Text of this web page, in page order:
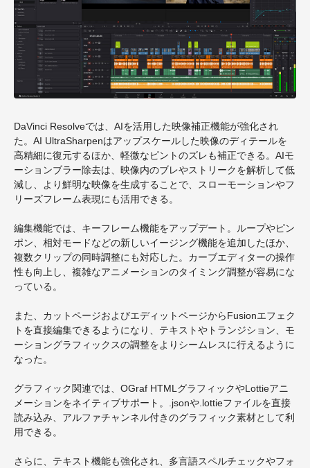
DaVinci Resolveでは、AIを活用した映像補正機能が強化され
た。AI UltraSharpenはアップスケールした映像のディテールを
高精細に復元するほか、軽微なピントのズレも補正できる。AIモ
ーションブラー除去は、映像内のブレやストリークを解析して低
減し、より鮮明な映像を生成することで、スローモーションやフ
リーズフレーム表現にも活用できる。
編集機能では、キーフレーム機能をアップデート。ループやピン
ポン、相対モードなどの新しいイージング機能を追加したほか、
複数クリップの同時調整にも対応した。カーブエディターの操作
性も向上し、複雑なアニメーションのタイミング調整が容易にな
っている。
また、カットページおよびエディットページからFusionエフェク
トを直接編集できるようになり、テキストやトランジション、モ
ーショングラフィックスの調整をよりシームレスに行えるように
なった。
グラフィック関連では、OGraf HTMLグラフィックやLottieアニ
メーションをネイティブサポート。.jsonや.lottieファイルを直接
読み込み、アルファチャンネル付きのグラフィック素材として利
用できる。
さらに、テキスト機能も強化され、多言語スペルチェックやフォ